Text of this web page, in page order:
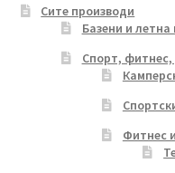
Сите производи
Базени и
Спорт, фитнес,
Фитнес